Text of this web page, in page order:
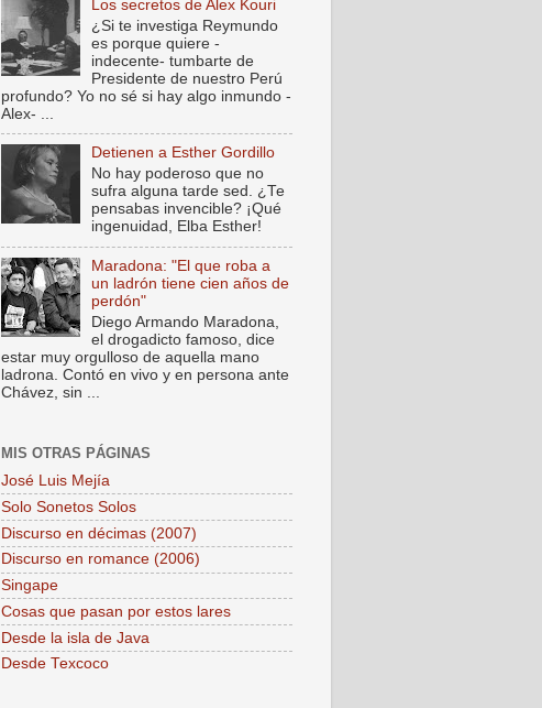
Los secretos de Alex Kouri
¿Si te investiga Reymundo
es porque quiere -
indecente- tumbarte de
Presidente de nuestro Perú
profundo? Yo no sé si hay algo inmundo -
Alex- ...
Detienen a Esther Gordillo
No hay poderoso que no
sufra alguna tarde sed. ¿Te
pensabas invencible? ¡Qué
ingenuidad, Elba Esther!
Maradona: "El que roba a
un ladrón tiene cien años de
perdón"
Diego Armando Maradona,
el drogadicto famoso, dice
estar muy orgulloso de aquella mano
ladrona. Contó en vivo y en persona ante
Chávez, sin ...
MIS OTRAS PÁGINAS
José Luis Mejía
Solo Sonetos Solos
Discurso en décimas (2007)
Discurso en romance (2006)
Singape
Cosas que pasan por estos lares
Desde la isla de Java
Desde Texcoco